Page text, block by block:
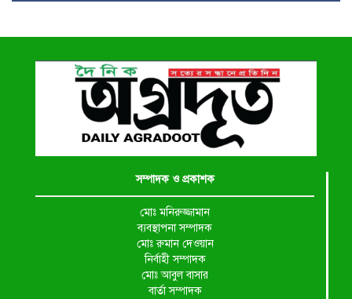
সম্পাদক ও প্রকাশক
মোঃ মনিরুজ্জামান
ব্যবস্থাপনা সম্পাদক
মোঃ রুমান দেওয়ান
নির্বাহী সম্পাদক
মোঃ আবুল বাসার
বার্তা সম্পাদক